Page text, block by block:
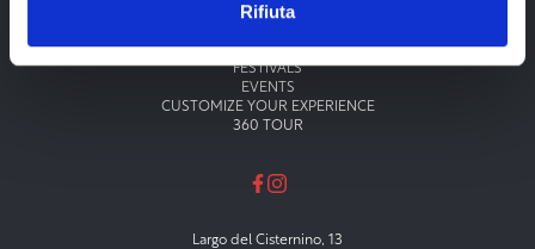
Rifiuta
Menu principaleMUSEUMS
FESTIVALS
EVENTS
CUSTOMIZE YOUR EXPERIENCE
360 TOUR
Largo del Cisternino, 13